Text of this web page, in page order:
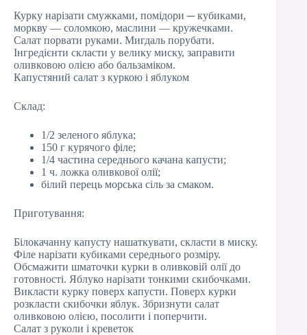
Курку нарізати смужками, помідори ─ кубиками,
моркву — соломкою, маслини — кружечками.
Салат порвати руками. Мигдаль порубати.
Інгредієнти скласти у велику миску, заправити
оливковою олією або бальзаміком.
Капустяний салат з куркою і яблуком
Склад:
1/2 зеленого яблука;
150 г курячого філе;
1/4 частина середнього качана капусти;
1 ч. ложка оливкової олії;
білий перець морська сіль за смаком.
Приготування:
Білокачанну капусту нашаткувати, скласти в миску.
Філе нарізати кубиками середнього розміру.
Обсмажити шматочки курки в оливковій олії до
готовності. Яблуко нарізати тонкими скибочками.
Викласти курку поверх капусти. Поверх курки
розкласти скибочки яблук. Збризнути салат
оливковою олією, посолити і поперчити.
Салат з руколи і креветок